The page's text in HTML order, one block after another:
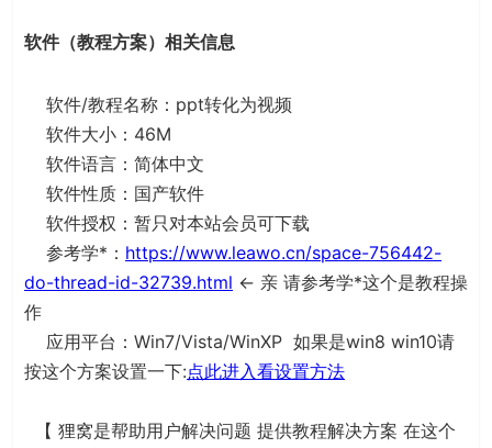
软件（教程方案）相关信息
软件/教程名称：ppt转化为视频
软件大小：46M
软件语言：简体中文
软件性质：国产软件
软件授权：暂只对本站会员可下载
参考学*： https://www.leawo.cn/space-756442-
do-thread-id-32739.html ← 亲 请参考学*这个是教程操
作
应用平台：Win7/Vista/WinXP 如果是win8 win10请
按这个方案设置一下:点此进入看设置方法
【 狸窝是帮助用户解决问题 提供教程解决方案 在这个